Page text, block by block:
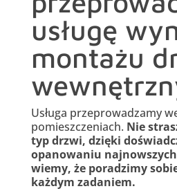
usługę
montażu
Usługa przeprowadzamy
pomieszczeniach. Nie
typ drzwi, dzięki
opanowaniu
wiemy, że poradzimy
każdym zadaniem.